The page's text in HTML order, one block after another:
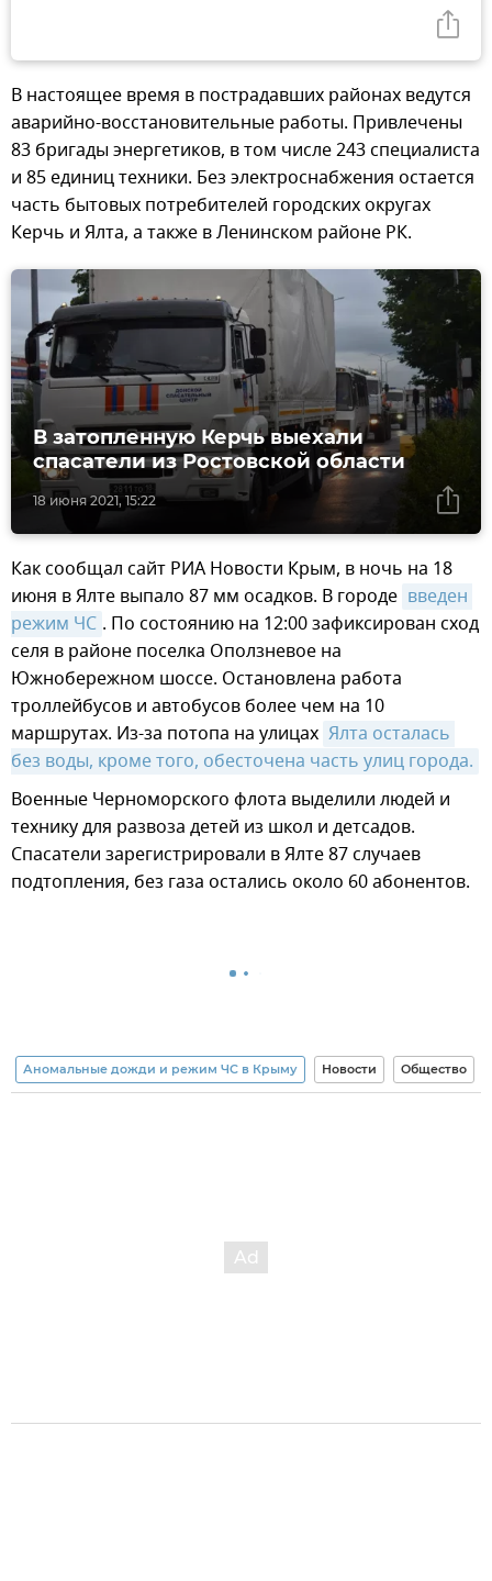
В настоящее время в пострадавших районах ведутся
аварийно-восстановительные работы. Привлечены
83 бригады энергетиков, в том числе 243 специалиста
и 85 единиц техники. Без электроснабжения остается
часть бытовых потребителей городских округах
Керчь и Ялта, а также в Ленинском районе РК.
18 июня 2021, 15:22
В затопленную Керчь выехали
спасатели из Ростовской области
Как сообщал сайт РИА Новости Крым, в ночь на 18
июня в Ялте выпало 87 мм осадков. В городе введен
режим ЧС . По состоянию на 12:00 зафиксирован сход
селя в районе поселка Оползневое на
Южнобережном шоссе. Остановлена работа
троллейбусов и автобусов более чем на 10
маршрутах. Из-за потопа на улицах Ялта осталась
без воды, кроме того, обесточена часть улиц города.
Военные Черноморского флота выделили людей и
технику для развоза детей из школ и детсадов.
Спасатели зарегистрировали в Ялте 87 случаев
подтопления, без газа остались около 60 абонентов.
Аномальные дожди и режим ЧС в Крыму Новости Общество